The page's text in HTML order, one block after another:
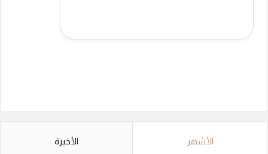
الأشهر الأخيرة